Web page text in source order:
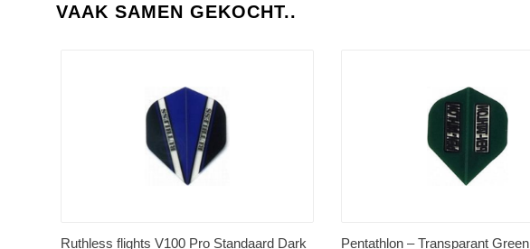
VAAK SAMEN GEKOCHT..
Ruthless flights V100 Pro Standaard Dark Pentathlon – Transparant Green